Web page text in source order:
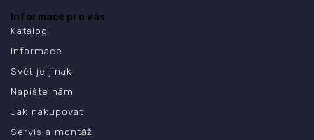
Informace pro vás
Katalog
Informace
Svět je jinak
Napište nám
Jak nakupovat
Servis a montáž